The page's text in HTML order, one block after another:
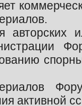
авторских
активной